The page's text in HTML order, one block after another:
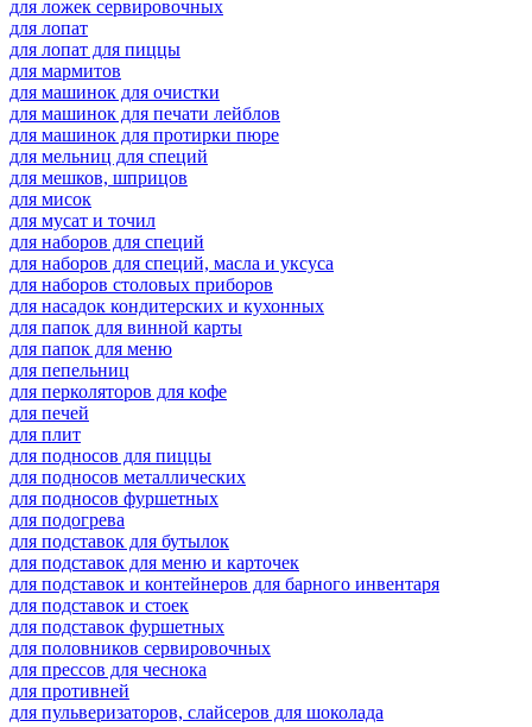
для ложек сервировочных
для лопат
для лопат для пиццы
для мармитов
для машинок для очистки
для машинок для печати лейблов
для машинок для протирки пюре
для мельниц для специй
для мешков, шприцов
для мисок
для мусат и точил
для наборов для специй
для наборов для специй, масла и уксуса
для наборов столовых приборов
для насадок кондитерских и кухонных
для папок для винной карты
для папок для меню
для пепельниц
для перколяторов для кофе
для печей
для плит
для подносов для пиццы
для подносов металлических
для подносов фуршетных
для подогрева
для подставок для бутылок
для подставок для меню и карточек
для подставок и контейнеров для барного инвентаря
для подставок и стоек
для подставок фуршетных
для половников сервировочных
для прессов для чеснока
для противней
для пульверизаторов, слайсеров для шоколада